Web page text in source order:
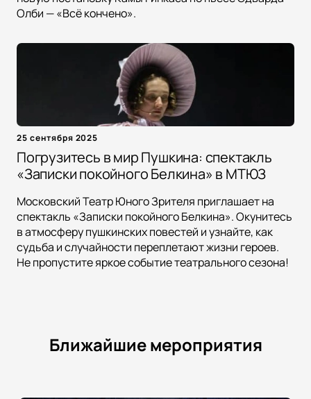
Олби — «Всё кончено».
25 сентября 2025
Погрузитесь в мир Пушкина: спектакль
«Записки покойного Белкина» в МТЮЗ
Московский Театр Юного Зрителя приглашает на
спектакль «Записки покойного Белкина». Окунитесь
в атмосферу пушкинских повестей и узнайте, как
судьба и случайности переплетают жизни героев.
Не пропустите яркое событие театрального сезона!
Ближайшие мероприятия